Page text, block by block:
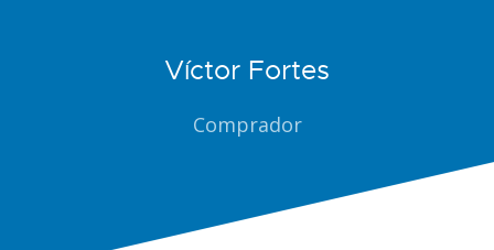
Víctor Fortes
Comprador